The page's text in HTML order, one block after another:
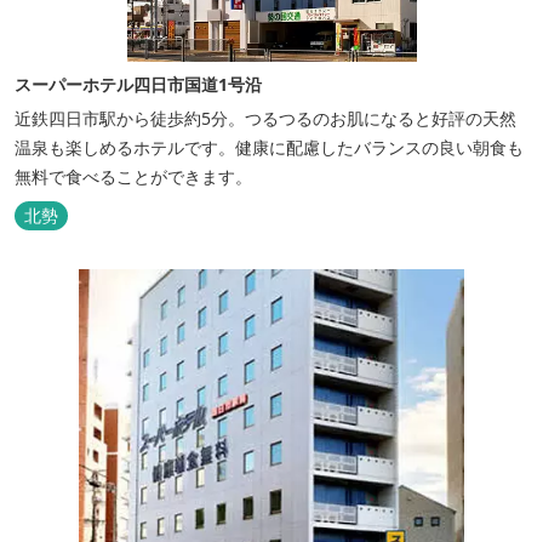
スーパーホテル四日市国道1号沿
近鉄四日市駅から徒歩約5分。つるつるのお肌になると好評の天然
温泉も楽しめるホテルです。健康に配慮したバランスの良い朝食も
無料で食べることができます。
北勢